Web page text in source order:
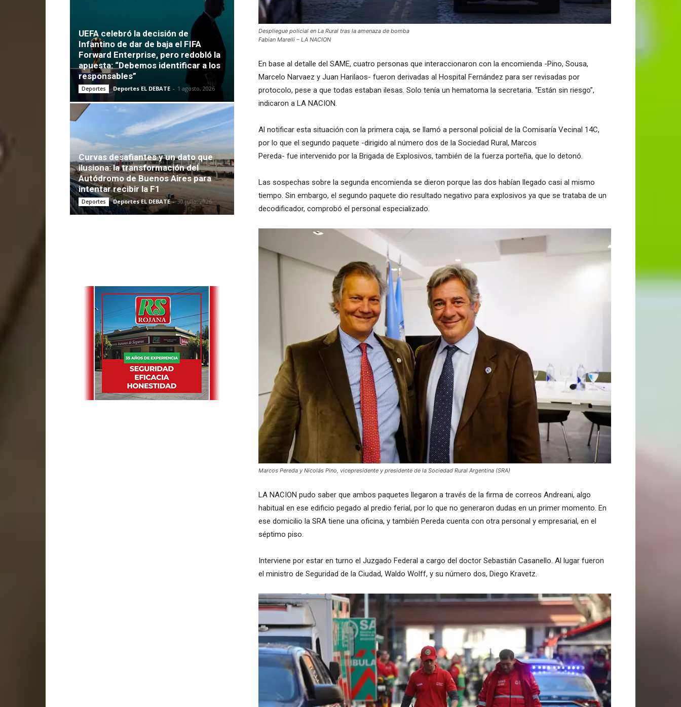
Despliegue policial en La Rural tras la amenaza de bomba
Fabian Marelli – LA NACION
En base al detalle del SAME, cuatro personas que interaccionaron con la encomienda -Pino, Sousa,
Marcelo Narvaez y Juan Harilaos- fueron derivadas al Hospital Fernández para ser revisadas por
protocolo, pese a que todas estaban ilesas. Solo tenía un hematoma la secretaria. “Están sin riesgo”,
indicaron a LA NACION.
Al notificar esta situación con la primera caja, se llamó a personal policial de la Comisaría Vecinal 14C,
por lo que el segundo paquete -dirigido al número dos de la Sociedad Rural, Marcos
Pereda- fue intervenido por la Brigada de Explosivos, también de la fuerza porteña, que lo detonó.
Las sospechas sobre la segunda encomienda se dieron porque las dos habían llegado casi al mismo
tiempo. Sin embargo, el segundo paquete dio resultado negativo para explosivos ya que se trataba de un
decodificador, comprobó el personal especializado.
Marcos Pereda y Nicolás Pino, vicepresidente y presidente de la Sociedad Rural Argentina (SRA)
LA NACION pudo saber que ambos paquetes llegaron a través de la firma de correos Andreani, algo
habitual en ese edificio pegado al predio ferial, por lo que no generaron dudas en un primer momento. En
ese domicilio la SRA tiene una oficina, y también Pereda cuenta con otra personal y empresarial, en el
séptimo piso.
Interviene por estar en turno el Juzgado Federal a cargo del doctor Sebastián Casanello. Al lugar fueron
el ministro de Seguridad de la Ciudad, Waldo Wolff, y su número dos, Diego Kravetz.
UEFA celebró la decisión de
Infantino de dar de baja el FIFA
Forward Enterprise, pero redobló la
apuesta: “Debemos identificar a los
responsables”
Deportes Deportes EL DEBATE - 1 agosto, 2026
Curvas desafiantes y un dato que
ilusiona: la transformación del
Autódromo de Buenos Aires para
intentar recibir la F1
Deportes Deportes EL DEBATE - 30 julio, 2026